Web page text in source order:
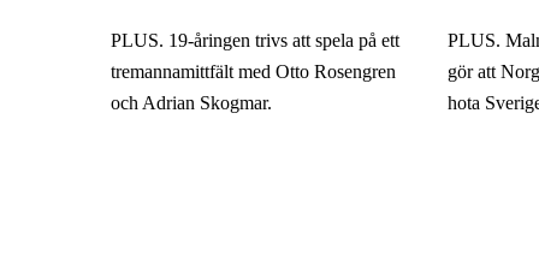
PLUS. 19-åringen trivs att spela på ett
tremannamittfält med Otto Rosengren
och Adrian Skogmar.
PLUS.
gör att
hota